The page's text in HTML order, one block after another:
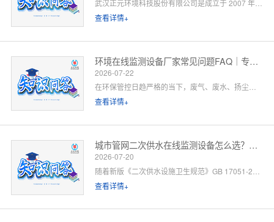
查看详情+
环境在线监测设备厂家常见问题FAQ｜专业厂家答疑解惑
2026-07-22
在环保管控日趋严格的当下，废气、废水、扬尘、噪声等环境在线监测设备已成为工矿企业、园区、市政工程必备的合规配套设施。很多客户在选型、合作、安装运维过程中，常会遇到厂家资质、设备精度、数据联网、售后保障等各类问题。 作为专业环境在线监测设备源头厂家，我们深耕环境监测领域多年，拥有自主研发、生产、销售、运维全链条服务能力。下面针对行业高频咨询问题，整理系统化FAQ答疑，一站式解决您的合作与选型顾虑。 一、厂家实力与资质相关问题
查看详情+
城市管网二次供水在线监测设备怎么选？水务单位高频 FAQ
2026-07-20
查看详情+